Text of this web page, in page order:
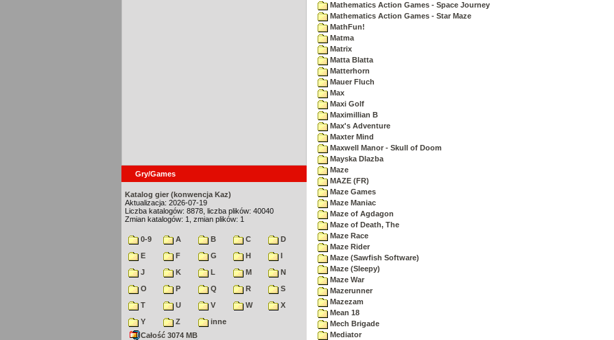
Gry/Games
Katalog gier (konwencja Kaz)
Aktualizacja: 2026-07-19
Liczba katalogów: 8878, liczba plików: 40040
Zmian katalogów: 1, zmian plików: 1
0-9 A B C
D
E
F G H
I
J
K L M
N
O
P Q R
S
T
U V W
X
Y
Z
inne
Całość 3074 MB
Mathematics Action Games - Space Journey
Mathematics Action Games - Star Maze
MathFun!
Matma
Matrix
Matta Blatta
Matterhorn
Mauer Fluch
Max
Maxi Golf
Maximillian B
Max's Adventure
Maxter Mind
Maxwell Manor - Skull of Doom
Mayska Dlazba
Maze
MAZE (FR)
Maze Games
Maze Maniac
Maze of Agdagon
Maze of Death, The
Maze Race
Maze Rider
Maze (Sawfish Software)
Maze (Sleepy)
Maze War
Mazerunner
Mazezam
Mean 18
Mech Brigade
Mediator